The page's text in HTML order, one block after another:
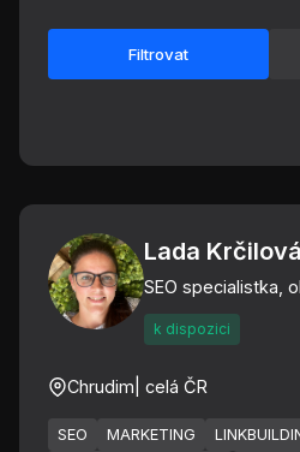
Filtrovat
Lada Krčilová
SEO specialistka,
k dispozici
Chrudim | celá ČR
SEO MARKETING